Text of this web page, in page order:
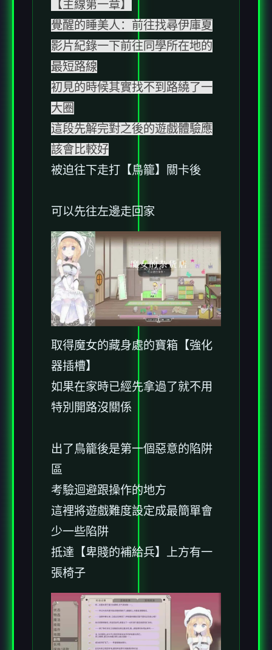
【主線第一章】
覺醒的睡美人：前往找尋伊庫夏
影片紀錄一下前往同學所在地的
最短路線
初見的時候其實找不到路繞了一
大圈
這段先解完對之後的遊戲體驗應
該會比較好
被迫往下走打【鳥籠】關卡後
可以先往左邊走回家
取得魔女的藏身處的寶箱【強化
器插槽】
如果在家時已經先拿過了就不用
特別開路沒關係
出了鳥籠後是第一個惡意的陷阱
區
考驗迴避跟操作的地方
這裡將遊戲難度設定成最簡單會
少一些陷阱
抵達【卑賤的補給兵】上方有一
張椅子